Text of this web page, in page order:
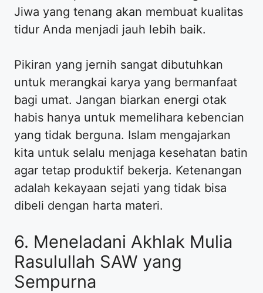
Jiwa yang tenang akan membuat kualitas
tidur Anda menjadi jauh lebih baik.
Pikiran yang jernih sangat dibutuhkan
untuk merangkai karya yang bermanfaat
bagi umat. Jangan biarkan energi otak
habis hanya untuk memelihara kebencian
yang tidak berguna. Islam mengajarkan
kita untuk selalu menjaga kesehatan batin
agar tetap produktif bekerja. Ketenangan
adalah kekayaan sejati yang tidak bisa
dibeli dengan harta materi.
6. Meneladani Akhlak Mulia
Rasulullah SAW yang
Sempurna